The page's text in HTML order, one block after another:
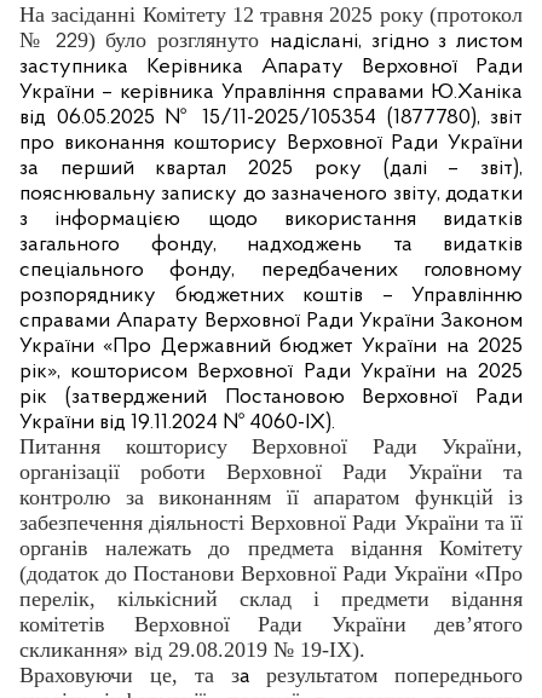
На засіданні Комітету 12 травня 2025 року (протокол
№ 229) було розглянуто надіслані, згідно з листом
заступника Керівника Апарату Верховної Ради
України – керівника Управління справами Ю.Ханіка
від 06.05.2025 № 15/11-2025/105354 (1877780), звіт
про виконання кошторису Верховної Ради України
за перший квартал 2025 року (далі – звіт),
пояснювальну записку до зазначеного звіту, додатки
з інформацією щодо використання видатків
загального фонду, надходжень та видатків
спеціального фонду, передбачених головному
розпоряднику бюджетних коштів – Управлінню
справами Апарату Верховної Ради України Законом
України «Про Державний бюджет України на 2025
рік», кошторисом Верховної Ради України на 2025
рік (затверджений Постановою Верховної Ради
України від 19.11.2024 № 4060-ІХ).
Питання кошторису Верховної Ради України,
організації роботи Верховної Ради України та
контролю за виконанням її апаратом функцій із
забезпечення діяльності Верховної Ради України та її
органів належать до предмета відання Комітету
(додаток до Постанови Верховної Ради України «Про
перелік, кількісний склад і предмети відання
комітетів Верховної Ради України дев’ятого
скликання» від 29.08.2019 № 19-ІХ).
Враховуючи це, та за результатом попереднього